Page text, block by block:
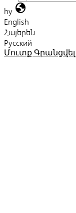
hy globe
English
Հայերեն
Русский
Մուտք Գրանցվել